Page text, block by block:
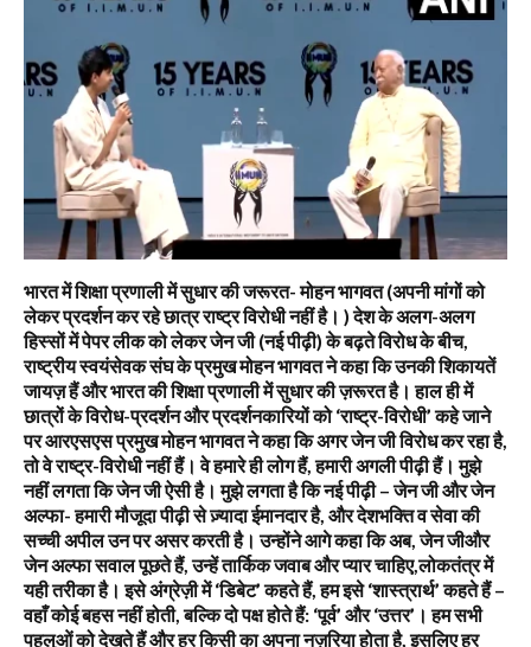
भारत में शिक्षा प्रणाली में सुधार की जरूरत- मोहन भागवत (अपनी मांगों को
लेकर प्रदर्शन कर रहे छात्र राष्ट्र विरोधी नहीं है। ) देश के अलग-अलग
हिस्सों में पेपर लीक को लेकर जेन जी (नई पीढ़ी) के बढ़ते विरोध के बीच,
राष्ट्रीय स्वयंसेवक संघ के प्रमुख मोहन भागवत ने कहा कि उनकी शिकायतें
जायज़ हैं और भारत की शिक्षा प्रणाली में सुधार की ज़रूरत है। हाल ही में
छात्रों के विरोध-प्रदर्शन और प्रदर्शनकारियों को ‘राष्ट्र-विरोधी’ कहे जाने
पर आरएसएस प्रमुख मोहन भागवत ने कहा कि अगर जेन जी विरोध कर रहा है,
तो वे राष्ट्र-विरोधी नहीं हैं। वे हमारे ही लोग हैं, हमारी अगली पीढ़ी हैं। मुझे
नहीं लगता कि जेन जी ऐसी है। मुझे लगता है कि नई पीढ़ी – जेन जी और जेन
अल्फा- हमारी मौजूदा पीढ़ी से ज़्यादा ईमानदार है, और देशभक्ति व सेवा की
सच्ची अपील उन पर असर करती है। उन्होंने आगे कहा कि अब, जेन जीऔर
जेन अल्फा सवाल पूछते हैं, उन्हें तार्किक जवाब और प्यार चाहिए,लोकतंत्र में
यही तरीका है। इसे अंग्रेज़ी में ‘डिबेट’ कहते हैं, हम इसे ‘शास्त्रार्थ’ कहते हैं –
वहाँ कोई बहस नहीं होती, बल्कि दो पक्ष होते हैं: ‘पूर्व’ और ‘उत्तर’। हम सभी
पहलुओं को देखते हैं और हर किसी का अपना नज़रिया होता है, इसलिए हर